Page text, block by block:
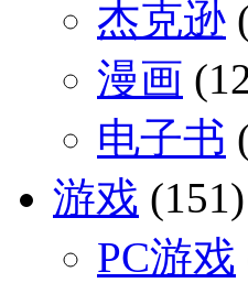
杰克逊
漫画
电子书
游戏 (151)
PC游戏